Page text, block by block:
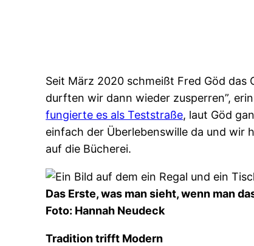
Seit März 2020 schmeißt Fred Göd das
durften wir dann wieder zusperren”,
fungierte es als Teststraße, laut Göd
einfach der Überlebenswille da und wir
auf die Bücherei.
Das Erste, was man sieht, wenn man
Foto: Hannah Neudeck
Tradition trifft Modern